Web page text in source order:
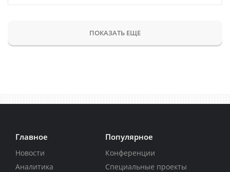
ПОКАЗАТЬ ЕЩЕ
Главное
Новости
Аналитика
Популярное
Конференции
Специальные проекты